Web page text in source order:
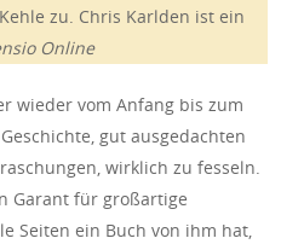
zu. Chris Karlden ist ein
Online
wieder vom Anfang bis zum
gut ausgedachten
wirklich zu fesseln.
Garant für großartige
Seiten ein Buch von ihm hat,